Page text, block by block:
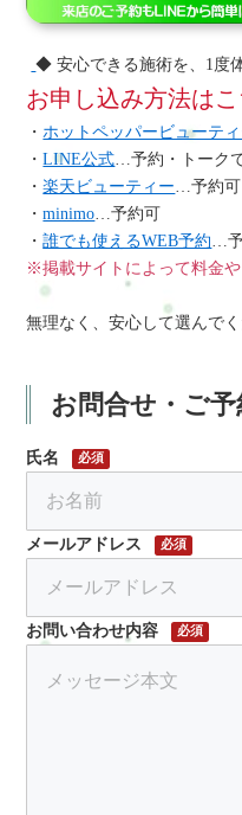
◆ 安心できる施術を、1度
お申し込み方法はこ
・ ホットペッパービューテ
・LINE公式 …予約・トーク
・楽天ビューティー …予約可
・minimo …予約可
・誰でも使えるWEB予約 …
※掲載サイトによって料金や
無理なく、安心して選んでく
お問合せ・ご
氏名 必須
メールアドレス 必須
お問い合わせ内容 必須